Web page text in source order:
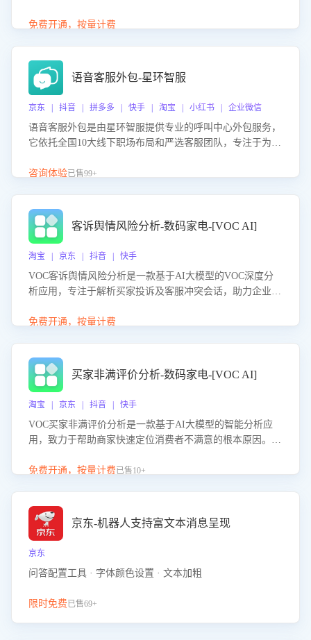
购买意向，深度洞察决策动因。同时全面评估客服团队政策
度、客服转化能力及销售业绩。
免费开通，按量计费
语音客服外包-星环智服
京东 | 抖音 | 拼多多 | 快手 | 淘宝 | 小红书 | 企业微信
语音客服外包是由星环智服提供专业的呼叫中心外包服务，
它依托全国10大线下职场布局和严选客服团队，专注于为企
客服团队和智能工具提升语音客服服务效率和质量，帮助企
咨询体验已售99+
客诉舆情风险分析-数码家电-[VOC AI]
淘宝 | 京东 | 抖音 | 快手
VOC客诉舆情风险分析是一款基于AI大模型的VOC深度分
析应用，专注于解析买家投诉及客服冲突会话，助力企业精
别客户情绪、归因争议根源，并客观评估客服应对合理性与
能力，阻断差评扩散，维护品牌声誉，实现客户满意度的持
续提升。
免费开通，按量计费
买家非满评价分析-数码家电-[VOC AI]
淘宝 | 京东 | 抖音 | 快手
VOC买家非满评价分析是一款基于AI大模型的智能分析应
用，致力于帮助商家快速定位消费者不满意的根本原因。该
客服原因或其它部门原因，明确责任归属，提供可落地的改
改，有效提升客户满意度和店铺整体服务质量。
免费开通，按量计费已售10+
京东-机器人支持富文本消息呈现
京东
问答配置工具 · 字体颜色设置 · 文本加粗
限时免费已售69+